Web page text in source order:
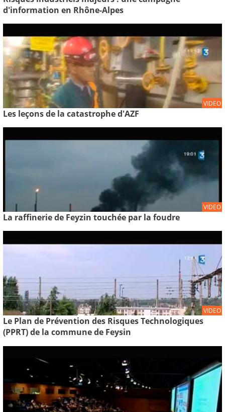
d'information en Rhône-Alpes
VIDEO
Les leçons de la catastrophe d'AZF
VIDEO
La raffinerie de Feyzin touchée par la foudre
VIDEO
Le Plan de Prévention des Risques Technologiques
(PPRT) de la commune de Feysin